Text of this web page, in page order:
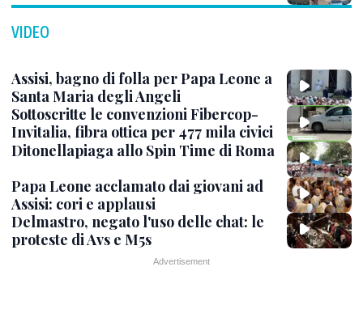
VIDEO
Assisi, bagno di folla per Papa Leone a
Santa Maria degli Angeli
Sottoscritte le convenzioni Fibercop-
Invitalia, fibra ottica per 477 mila civici
Ditonellapiaga allo Spin Time di Roma
Papa Leone acclamato dai giovani ad
Assisi: cori e applausi
Delmastro, negato l'uso delle chat: le
proteste di Avs e M5s